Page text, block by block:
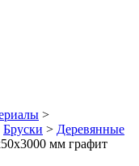
>
Бруски > Деревянные
мм графит